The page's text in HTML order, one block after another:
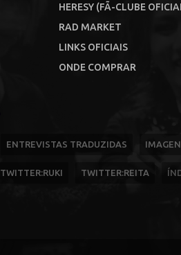
HERESY (FÃ-CLUBE
RAD MARKET
LINKS OFICIAIS
ONDE COMPRAR
ENTREVISTAS TRADUZIDAS
TWITTER:RUKI TWITTER:REITA